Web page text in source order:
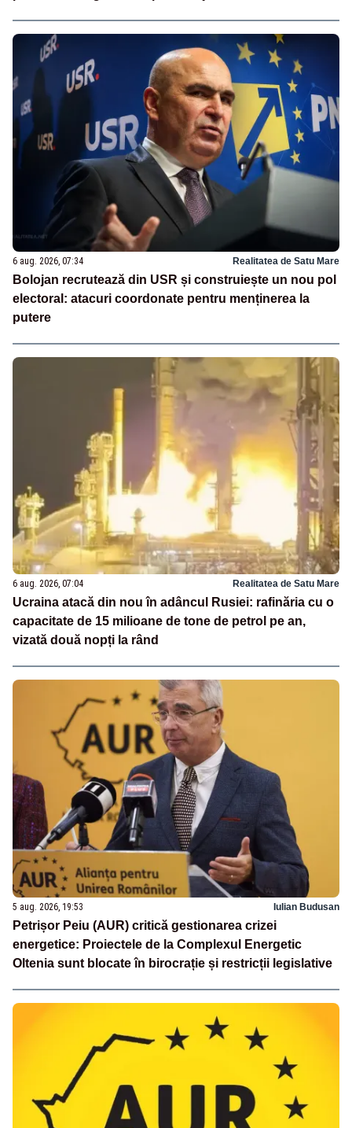
6 aug. 2026, 07:34 Realitatea de Satu Mare
Bolojan recrutează din USR și construiește un nou pol
electoral: atacuri coordonate pentru menținerea la
putere
6 aug. 2026, 07:04 Realitatea de Satu Mare
Ucraina atacă din nou în adâncul Rusiei: rafinăria cu o
capacitate de 15 milioane de tone de petrol pe an,
vizată două nopți la rând
5 aug. 2026, 19:53 Iulian Budusan
Petrișor Peiu (AUR) critică gestionarea crizei
energetice: Proiectele de la Complexul Energetic
Oltenia sunt blocate în birocrație și restricții legislative